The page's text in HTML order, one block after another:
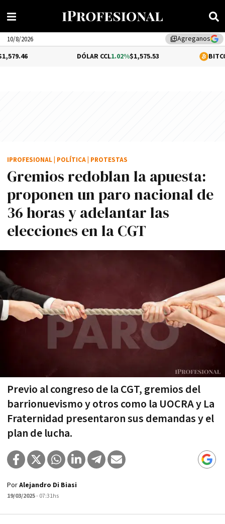
library_addAgreganos
10/8/2026
1.02%$1,575.53 -0.53%
Gremios redoblan la apuesta:
proponen un paro nacional de
36 horas y adelantar las
elecciones en la CGT
Previo al congreso de la CGT, gremios del
barrionuevismo y otros como la UOCRA y La
Fraternidad presentaron sus demandas y el
plan de lucha.
IPROFESIONAL POLÍTICA PROTESTAS
PorAlejandro Di Biasi
19/03/2025- 07:31hs